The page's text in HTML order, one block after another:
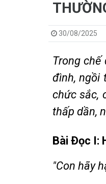
30/08/2025
Trong
đình, ngồi
chức sắc,
thấp dần,
Bài Ðọc I:
"Con hãy